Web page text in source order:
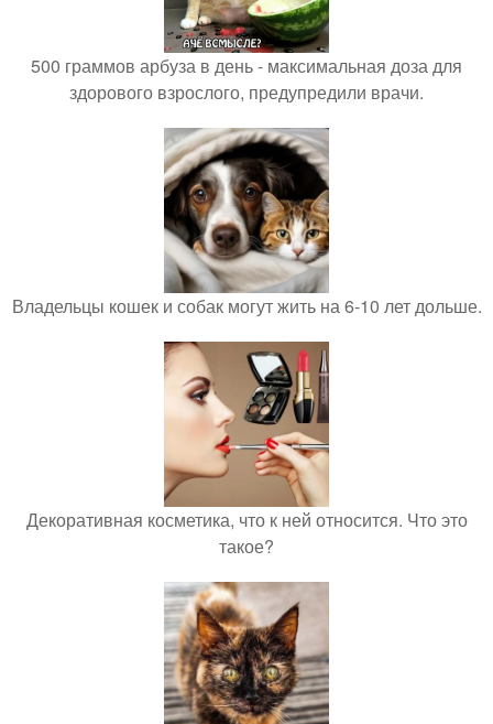
500 граммов арбуза в день - максимальная доза для
здорового взрослого, предупредили врачи.
Владельцы кошек и собак могут жить на 6-10 лет дольше.
Декоративная косметика, что к ней относится. Что это
такое?